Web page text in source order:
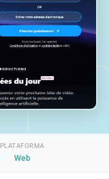
PLATAFORMA
Web